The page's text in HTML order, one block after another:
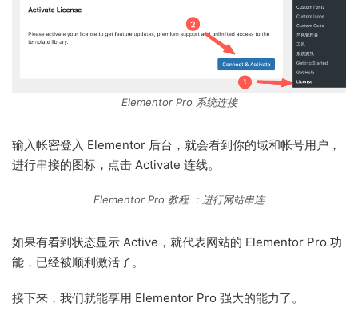
Elementor Pro 系统连接
输入帐密登入 Elementor 后台，就会看到你的域和帐号用户，
进行串接的图标，点击 Activate 连线。
Elementor Pro 教程 ：进行网站串连
如果有看到状态显示 Active，就代表网站的 Elementor Pro 功
能，已经被顺利激活了。
接下来，我们就能享用 Elementor Pro 强大的能力了。